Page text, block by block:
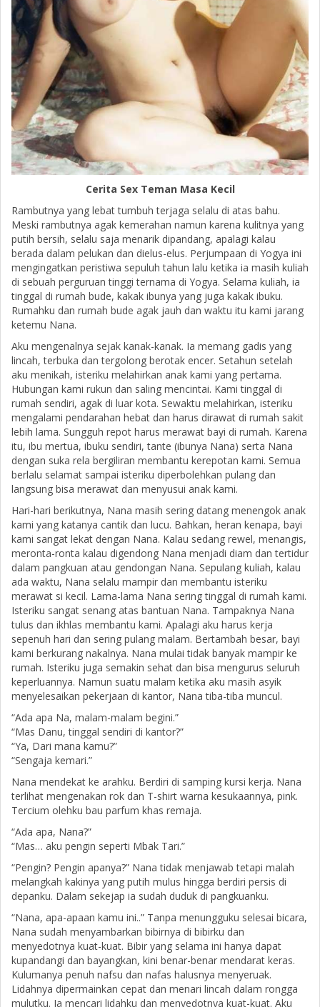
Cerita Sex Teman Masa Kecil
Rambutnya yang lebat tumbuh terjaga selalu di atas bahu.
Meski rambutnya agak kemerahan namun karena kulitnya yang
putih bersih, selalu saja menarik dipandang, apalagi kalau
berada dalam pelukan dan dielus-elus. Perjumpaan di Yogya ini
mengingatkan peristiwa sepuluh tahun lalu ketika ia masih kuliah
di sebuah perguruan tinggi ternama di Yogya. Selama kuliah, ia
tinggal di rumah bude, kakak ibunya yang juga kakak ibuku.
Rumahku dan rumah bude agak jauh dan waktu itu kami jarang
ketemu Nana.
Aku mengenalnya sejak kanak-kanak. Ia memang gadis yang
lincah, terbuka dan tergolong berotak encer. Setahun setelah
aku menikah, isteriku melahirkan anak kami yang pertama.
Hubungan kami rukun dan saling mencintai. Kami tinggal di
rumah sendiri, agak di luar kota. Sewaktu melahirkan, isteriku
mengalami pendarahan hebat dan harus dirawat di rumah sakit
lebih lama. Sungguh repot harus merawat bayi di rumah. Karena
itu, ibu mertua, ibuku sendiri, tante (ibunya Nana) serta Nana
dengan suka rela bergiliran membantu kerepotan kami. Semua
berlalu selamat sampai isteriku diperbolehkan pulang dan
langsung bisa merawat dan menyusui anak kami.
Hari-hari berikutnya, Nana masih sering datang menengok anak
kami yang katanya cantik dan lucu. Bahkan, heran kenapa, bayi
kami sangat lekat dengan Nana. Kalau sedang rewel, menangis,
meronta-ronta kalau digendong Nana menjadi diam dan tertidur
dalam pangkuan atau gendongan Nana. Sepulang kuliah, kalau
ada waktu, Nana selalu mampir dan membantu isteriku
merawat si kecil. Lama-lama Nana sering tinggal di rumah kami.
Isteriku sangat senang atas bantuan Nana. Tampaknya Nana
tulus dan ikhlas membantu kami. Apalagi aku harus kerja
sepenuh hari dan sering pulang malam. Bertambah besar, bayi
kami berkurang nakalnya. Nana mulai tidak banyak mampir ke
rumah. Isteriku juga semakin sehat dan bisa mengurus seluruh
keperluannya. Namun suatu malam ketika aku masih asyik
menyelesaikan pekerjaan di kantor, Nana tiba-tiba muncul.
“Ada apa Na, malam-malam begini.”
“Mas Danu, tinggal sendiri di kantor?”
“Ya, Dari mana kamu?”
“Sengaja kemari.”
Nana mendekat ke arahku. Berdiri di samping kursi kerja. Nana
terlihat mengenakan rok dan T-shirt warna kesukaannya, pink.
Tercium olehku bau parfum khas remaja.
“Ada apa, Nana?”
“Mas… aku pengin seperti Mbak Tari.”
“Pengin? Pengin apanya?” Nana tidak menjawab tetapi malah
melangkah kakinya yang putih mulus hingga berdiri persis di
depanku. Dalam sekejap ia sudah duduk di pangkuanku.
“Nana, apa-apaan kamu ini..” Tanpa menungguku selesai bicara,
Nana sudah menyambarkan bibirnya di bibirku dan
menyedotnya kuat-kuat. Bibir yang selama ini hanya dapat
kupandangi dan bayangkan, kini benar-benar mendarat keras.
Kulumanya penuh nafsu dan nafas halusnya menyeruak.
Lidahnya dipermainkan cepat dan menari lincah dalam rongga
mulutku. Ia mencari lidahku dan menyedotnya kuat-kuat. Aku